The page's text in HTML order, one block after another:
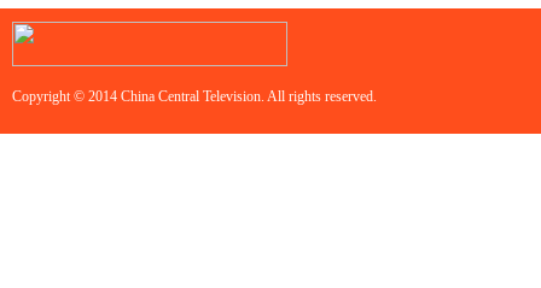
Copyright © 2014 China Central Television. All rights reserved.